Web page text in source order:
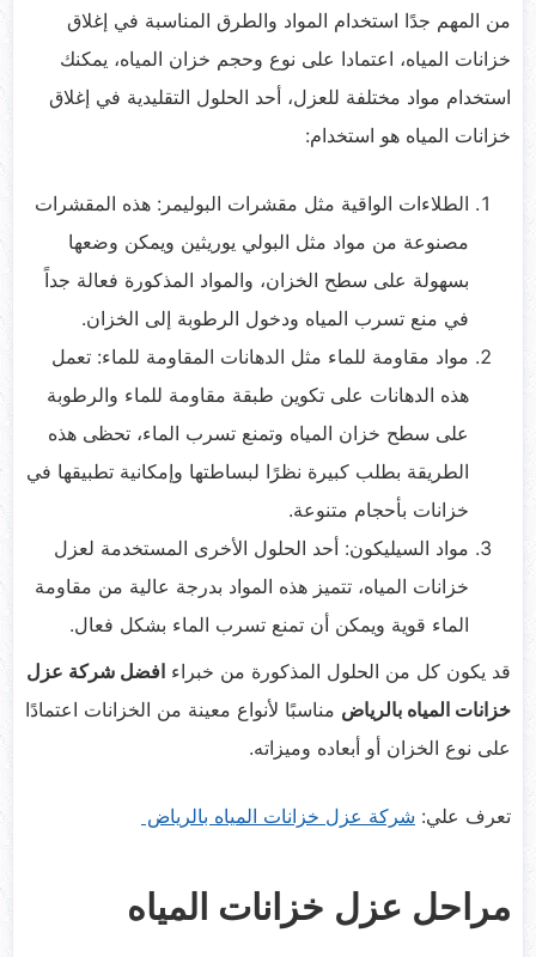
من المهم جدًا استخدام المواد والطرق المناسبة في إغلاق
خزانات المياه، اعتمادا على نوع وحجم خزان المياه، يمكنك
استخدام مواد مختلفة للعزل، أحد الحلول التقليدية في إغلاق
خزانات المياه هو استخدام:
الطلاءات الواقية مثل مقشرات البوليمر: هذه المقشرات
مصنوعة من مواد مثل البولي يوريثين ويمكن وضعها
بسهولة على سطح الخزان، والمواد المذكورة فعالة جداً
في منع تسرب المياه ودخول الرطوبة إلى الخزان.
مواد مقاومة للماء مثل الدهانات المقاومة للماء: تعمل
هذه الدهانات على تكوين طبقة مقاومة للماء والرطوبة
على سطح خزان المياه وتمنع تسرب الماء، تحظى هذه
الطريقة بطلب كبيرة نظرًا لبساطتها وإمكانية تطبيقها في
خزانات بأحجام متنوعة.
مواد السيليكون: أحد الحلول الأخرى المستخدمة لعزل
خزانات المياه، تتميز هذه المواد بدرجة عالية من مقاومة
الماء قوية ويمكن أن تمنع تسرب الماء بشكل فعال.
قد يكون كل من الحلول المذكورة من خبراء افضل شركة عزل
خزانات المياه بالرياض مناسبًا لأنواع معينة من الخزانات اعتمادًا
على نوع الخزان أو أبعاده وميزاته.
تعرف علي: شركة عزل خزانات المياه بالرياض
مراحل عزل خزانات المياه